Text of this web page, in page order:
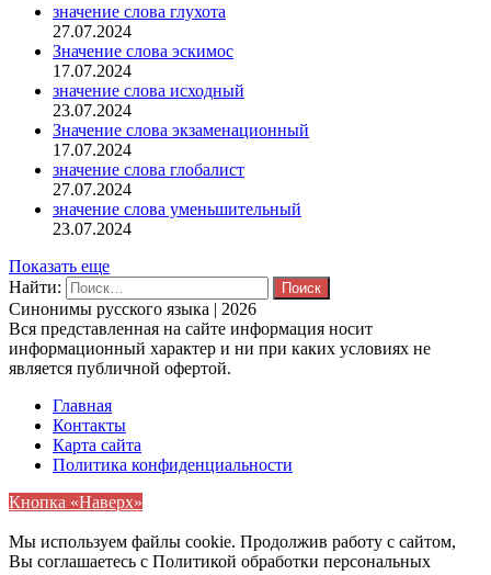
значение слова глухота
27.07.2024
Значение слова эскимос
17.07.2024
значение слова исходный
23.07.2024
Значение слова экзаменационный
17.07.2024
значение слова глобалист
27.07.2024
значение слова уменьшительный
23.07.2024
Показать еще
Найти:
Синонимы русского языка | 2026
Вся представленная на сайте информация носит
информационный характер и ни при каких условиях не
является публичной офертой.
Главная
Контакты
Карта сайта
Политика конфиденциальности
Кнопка «Наверх»
Мы используем файлы cookie. Продолжив работу с сайтом,
Вы соглашаетесь с Политикой обработки персональных